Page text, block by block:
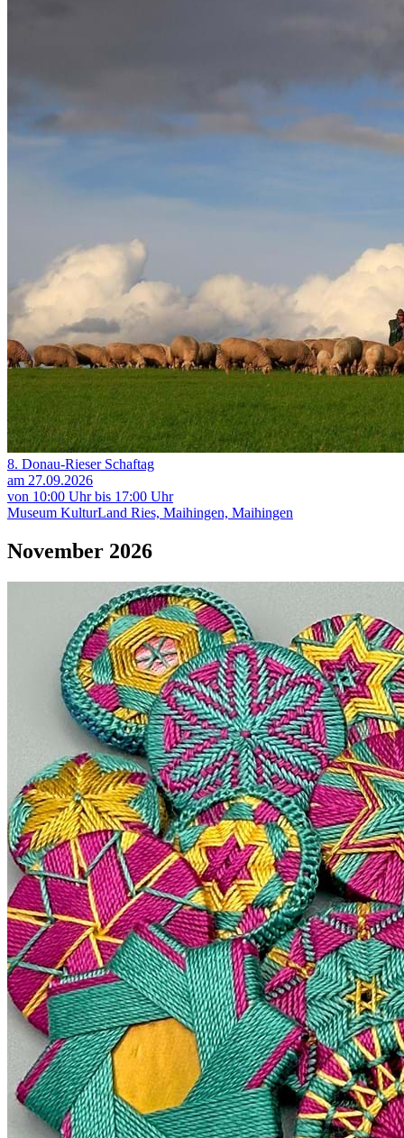
8. Donau-Rieser Schaftag
am 27.09.2026
von 10:00 Uhr bis 17:00 Uhr
Museum KulturLand Ries, Maihingen, Maihingen
November 2026